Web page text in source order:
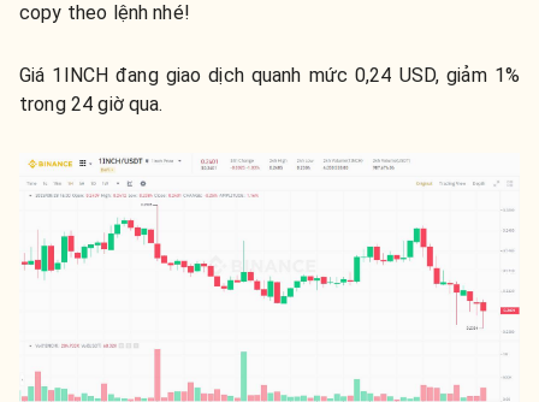
copy theo lệnh nhé!
Giá 1INCH đang giao dịch quanh mức 0,24 USD, giảm 1%
trong 24 giờ qua.